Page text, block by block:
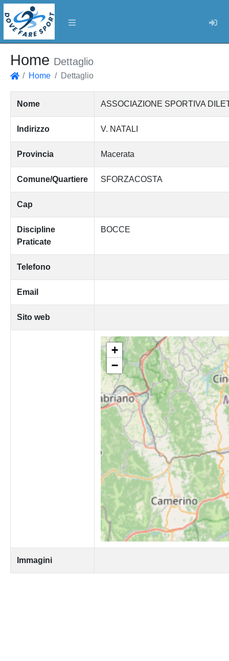
Home Dettaglio
Home Dettaglio
Nome ASSOCIAZIONE SPORTIVA
Indirizzo V. NATALI
Provincia Macerata
Comune/Quartiere SFORZACOSTA
Cap
Discipline
Praticate
BOCCE
Telefono
Email
Sito web
+
−
Immagini